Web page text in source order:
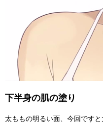
下半身の肌の塗り
太ももの明るい面、今回です